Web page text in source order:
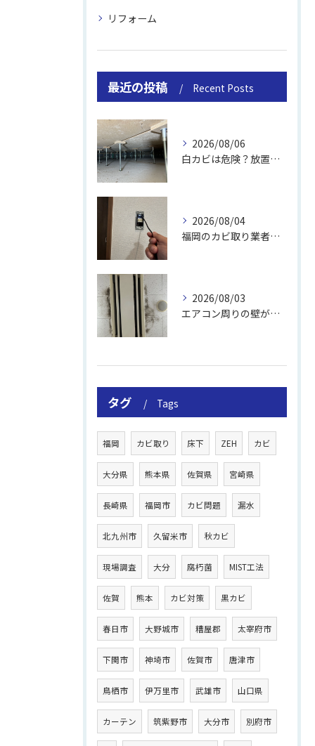
リフォーム
最近の投稿 Recent Posts
2026/08/06
白カビは危険？放置のリスクと取り方
2026/08/04
福岡のカビ取り業者おすすめの選び方と費用
2026/08/03
エアコン周りの壁が結露しやすい理由
タグ Tags
福岡 カビ取り 床下 ZEH カビ
大分県 熊本県 佐賀県 宮崎県
長崎県 福岡市 カビ問題 漏水
北九州市 久留米市 秋カビ
現場調査 大分 腐朽菌 MIST工法
佐賀 熊本 カビ対策 黒カビ
春日市 大野城市 糟屋郡 太宰府市
下関市 神埼市 佐賀市 唐津市
鳥栖市 伊万里市 武雄市 山口県
カーテン 筑紫野市 大分市 別府市